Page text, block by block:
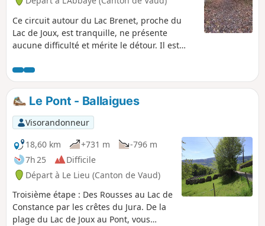
Ce circuit autour du Lac Brenet, proche du
Lac de Joux, est tranquille, ne présente
aucune difficulté et mérite le détour. Il est
avec de jeunes enfants.
Le Pont - Ballaigues
Visorandonneur
18,60 km
+731 m
-796 m
7h 25
Difficile
Départ à Le Lieu (Canton de Vaud)
Troisième étape : Des Rousses au Lac de
Constance par les crêtes du Jura. De la
plage du Lac de Joux au Pont, vous